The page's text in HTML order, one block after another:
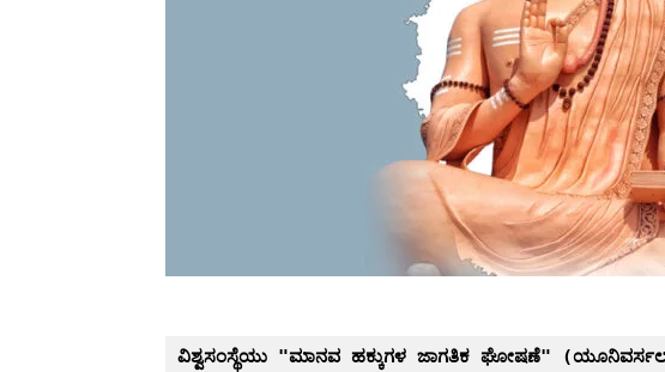
ವಿಶ್ವಸಂಸ್ಥೆಯು "ಮಾನವ ಹಕ್ಕುಗಳ ಜಾಗತಿಕ ಘೋಷಣೆ"